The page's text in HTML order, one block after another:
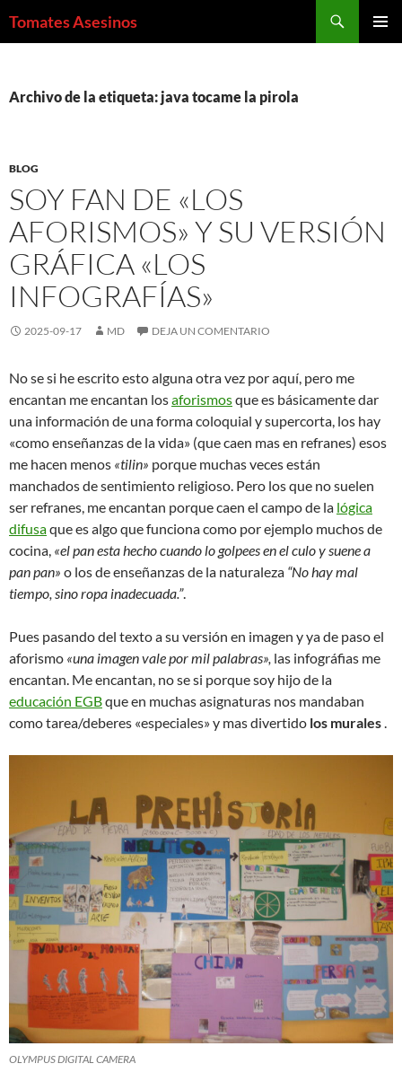
Tomates Asesinos
Archivo de la etiqueta: java tocame la pirola
BLOG
SOY FAN DE «LOS
AFORISMOS» Y SU VERSIÓN
GRÁFICA «LOS
INFOGRAFÍAS»
2025-09-17 MD DEJA UN COMENTARIO
No se si he escrito esto alguna otra vez por aquí, pero me
encantan me encantan losaforismosque es básicamente dar
una información de una forma coloquial y supercorta, los hay
«como enseñanzas de la vida» (que caen mas en refranes) esos
me hacen menos «tilin» porque muchas veces están
manchados de sentimiento religioso. Pero los que no suelen
ser refranes, me encantan porque caen el campo de la lógica
difusaque es algo que funciona como por ejemplo muchos de
cocina, «el pan esta hecho cuando lo golpees en el culo y suene a
pan pan» o los de enseñanzas de la naturaleza “No hay mal
tiempo, sino ropa inadecuada.”.
Pues pasando del texto a su versión en imagen y ya de paso el
aforismo «una imagen vale por mil palabras», las infográfias me
encantan. Me encantan, no se si porque soy hijo de la
educación EGBque en muchas asignaturas nos mandaban
como tarea/deberes «especiales» y mas divertido los murales.
OLYMPUS DIGITAL CAMERA